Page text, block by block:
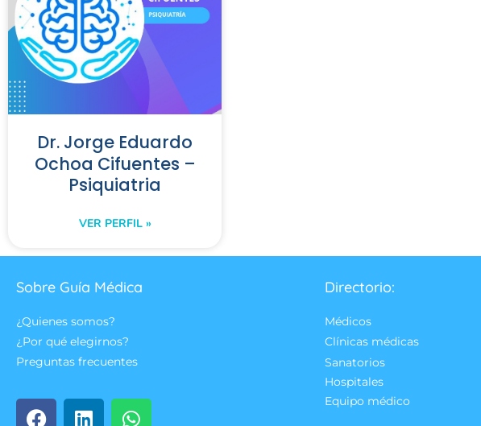
Dr. Jorge Eduardo
Ochoa Cifuentes –
Psiquiatria
VER PERFIL »
Sobre Guía Médica
¿Quienes somos?
¿Por qué elegirnos?
Preguntas frecuentes
Directorio:
Médicos
Clínicas médicas
Sanatorios
Hospitales
Equipo médico